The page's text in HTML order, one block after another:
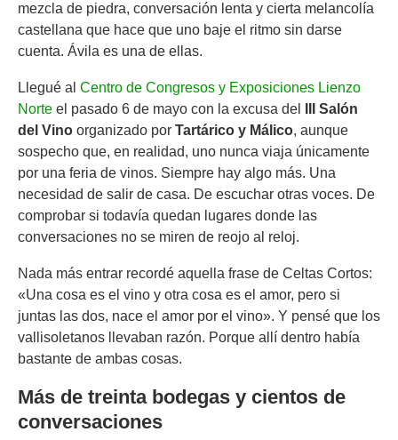
mezcla de piedra, conversación lenta y cierta melancolía
castellana que hace que uno baje el ritmo sin darse
cuenta. Ávila es una de ellas.
Llegué al Centro de Congresos y Exposiciones Lienzo
Norte el pasado 6 de mayo con la excusa del
III Salón
del Vino organizado por Tartárico y Málico, aunque
sospecho que, en realidad, uno nunca viaja únicamente
por una feria de vinos. Siempre hay algo más. Una
necesidad de salir de casa. De escuchar otras voces. De
comprobar si todavía quedan lugares donde las
conversaciones no se miren de reojo al reloj.
Nada más entrar recordé aquella frase de Celtas Cortos:
«Una cosa es el vino y otra cosa es el amor, pero si
juntas las dos, nace el amor por el vino». Y pensé que los
vallisoletanos llevaban razón. Porque allí dentro había
bastante de ambas cosas.
Más de treinta bodegas y cientos de
conversaciones